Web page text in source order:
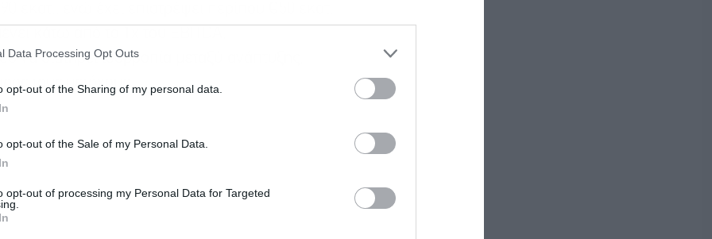
Data Processing Opt Outs
opt-out of the Sharing of my personal data.
opt-out of the Sale of my Personal Data.
opt-out of processing my Personal Data for Targeted
εκατ., ενώ έχει επιστρέψει περίπου €50 εκατ.
κάτω από το 1x του EBITDA,
να διατηρεί ισορροπία μεταξύ ανάπτυξης,
τους μετόχους.
Εγγραφή στο
newsletter
Αποδέχομαι τουςόρους χρήσης